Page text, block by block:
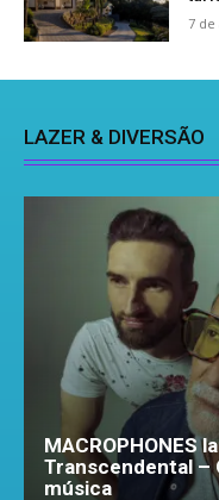
7 de
LAZER & DIVERSÃO
MACROPHONES
Transcendental –
música